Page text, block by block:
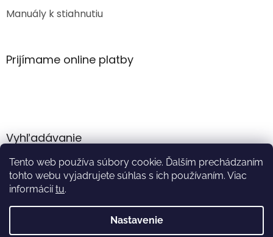
Tento web používa súbory cookie. Ďalším prechádzaním
tohto webu vyjadrujete súhlas s ich používaním. Viac
informáciítu.
Nastavenie
Manuály k stiahnutiu
Prijímame online platby
Vyhľadávanie
HĽADAŤ
Vytvoril Shoptet